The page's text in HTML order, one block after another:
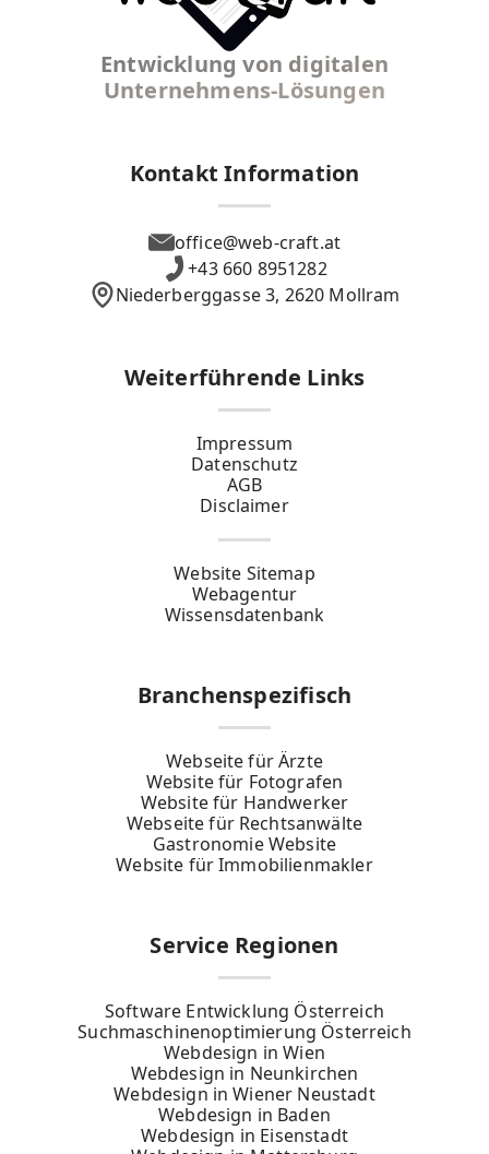
Entwicklung von digitalen
Unternehmens-Lösungen
Kontakt Information
office@web-craft.at
+43 660 8951282
Niederberggasse 3, 2620 Mollram
Weiterführende Links
Impressum
Datenschutz
AGB
Disclaimer
Website Sitemap
Webagentur
Wissensdatenbank
Branchenspezifisch
Webseite für Ärzte
Website für Fotografen
Website für Handwerker
Webseite für Rechtsanwälte
Gastronomie Website
Website für Immobilienmakler
Service Regionen
Software Entwicklung Österreich
Suchmaschinenoptimierung Österreich
Webdesign in Wien
Webdesign in Neunkirchen
Webdesign in Wiener Neustadt
Webdesign in Baden
Webdesign in Eisenstadt